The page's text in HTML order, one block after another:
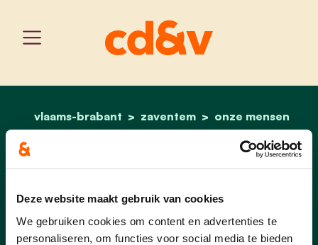
Deze website maakt gebruik van cookies
We gebruiken cookies om content en advertenties te
personaliseren, om functies voor social media te bieden
home
vlaams-brabant zaventem onze mensen
sven vaneycken
Sven Vaneycken
Sven Vaneycken -
penningmeester